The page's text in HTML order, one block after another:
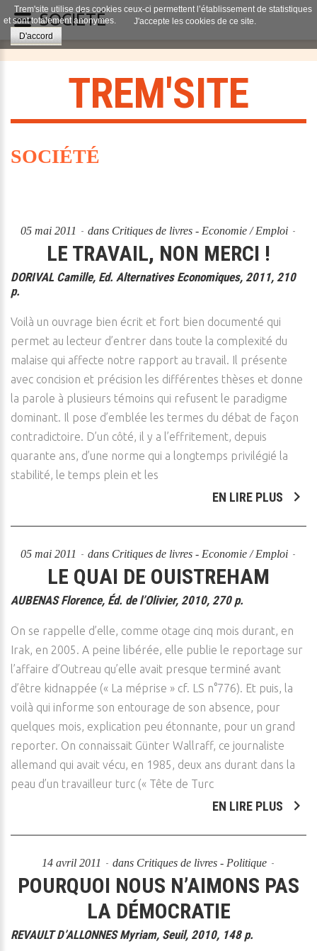
TREM'SITE
SOCIÉTÉ
05 mai 2011 dans Critiques de livres - Economie / Emploi
LE TRAVAIL, NON MERCI !
DORIVAL Camille, Ed. Alternatives Economiques, 2011, 210
p.
Voilà un ouvrage bien écrit et fort bien documenté qui
permet au lecteur d’entrer dans toute la complexité du
malaise qui affecte notre rapport au travail. Il présente
avec concision et précision les différentes thèses et donne
la parole à plusieurs témoins qui refusent le paradigme
dominant. Il pose d’emblée les termes du débat de façon
contradictoire. D’un côté, il y a l’effritement, depuis
quarante ans, d’une norme qui a longtemps privilégié la
stabilité, le temps plein et les
EN LIRE PLUS
05 mai 2011 dans Critiques de livres - Economie / Emploi
LE QUAI DE OUISTREHAM
AUBENAS Florence, Éd. de l’Olivier, 2010, 270 p.
On se rappelle d’elle, comme otage cinq mois durant, en
Irak, en 2005. A peine libérée, elle publie le reportage sur
l’affaire d’Outreau qu’elle avait presque terminé avant
d’être kidnappée (« La méprise » cf. LS n°776). Et puis, la
voilà qui informe son entourage de son absence, pour
quelques mois, explication peu étonnante, pour un grand
reporter. On connaissait Günter Wallraff, ce journaliste
allemand qui avait vécu, en 1985, deux ans durant dans la
peau d’un travailleur turc (« Tête de Turc
EN LIRE PLUS
14 avril 2011 dans Critiques de livres - Politique
POURQUOI NOUS N’AIMONS PAS
LA DÉMOCRATIE
REVAULT D’ALLONNES Myriam, Seuil, 2010, 148 p.
Trem'site utilise des cookies ceux-ci permettent l’établissement de statistiques
et sont totalement anonymes.
J'accepte les cookies de ce site.
D'accord
SOCIÉTÉ